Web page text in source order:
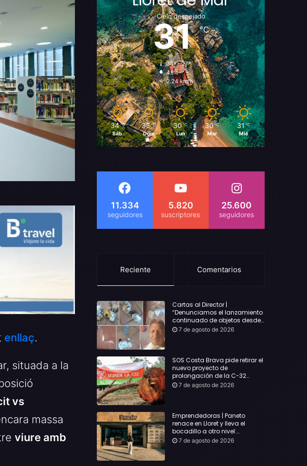
enllaç.
situada a la
vs
massa
viure amb
Cielo despejado
31℃
34º - 27º
48%
2.24 km/h
34 ℃
Sáb
35 ℃
Dom
30 ℃
Lun
30 ℃
Mar
31 ℃
Mié
11.334 5.820 25.600
Reciente Comentarios
Cartas al Director |
“Denunciamos el lanzamiento
continuado de objetos desde
alojamientos turísticos a
7 de agosto de 2026
SOS Costa Brava pide retirar el
nuevo proyecto de
prolongación de la C-32
hasta Lloret y reclama la
7 de agosto de 2026
Emprendedoras | Paneto
renace en Lloret y lleva el
bocadillo a otro nivel:
producto km 0 y espíritu
7 de agosto de 2026